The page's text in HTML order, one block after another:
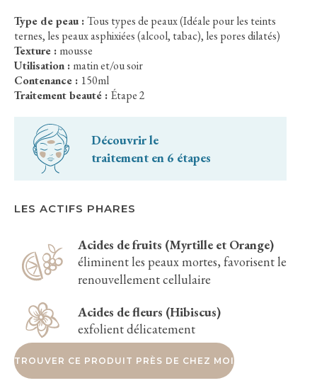
Type de peau :Tous types de peaux (Idéale pour les teints
ternes, les peaux asphixiées (alcool, tabac), les pores dilatés)
Texture : mousse
Utilisation : matin et/ou soir
Contenance : 150ml
Traitement beauté : Étape 2
Découvrir le
traitement en 6 étapes
LES ACTIFS PHARES
Acides de fruits (Myrtille et Orange)
éliminent les peaux mortes, favorisent le
renouvellement cellulaire
Acides de fleurs (Hibiscus)
exfolient délicatement
TROUVER CE PRODUIT PRÈS DE CHEZ MOI